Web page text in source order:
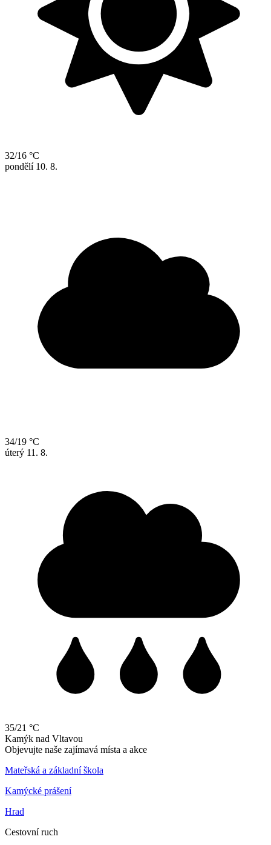
32/16 °C
pondělí 10. 8.
34/19 °C
úterý 11. 8.
35/21 °C
Kamýk nad Vltavou
Objevujte naše zajímavá místa a akce
Mateřská a základní škola
Kamýcké prášení
Hrad
Cestovní ruch